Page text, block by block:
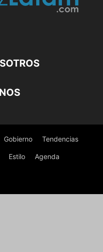
Gobierno Tendencias
Estilo Agenda